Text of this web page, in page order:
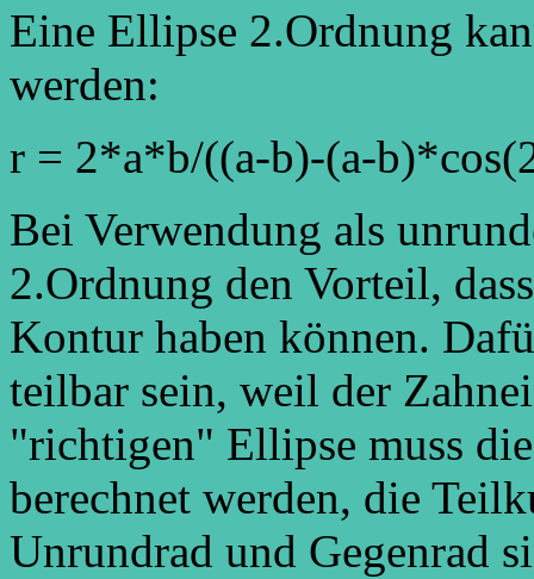
Eine Ellipse 2.Ordnung
werden:
r = 2*a*b/((a-b)-(a-
Bei Verwendung als
2.Ordnung den Vorteil,
Kontur haben können.
teilbar sein, weil der
"richtigen" Ellipse muss
berechnet werden, die
Unrundrad und Gegenrad